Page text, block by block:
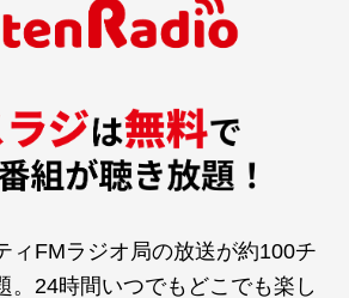
ィFMラジオ局の放送が約100チ
。24時間いつでもどこでも楽し